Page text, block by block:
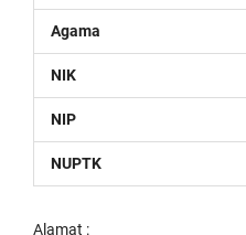
Agama
NIK
NIP
NUPTK
Alamat :